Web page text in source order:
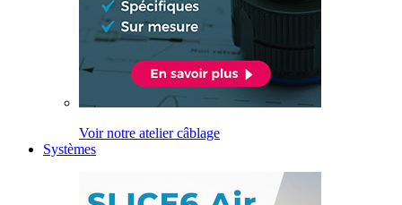
Voir notre atelier câblage
Systèmes